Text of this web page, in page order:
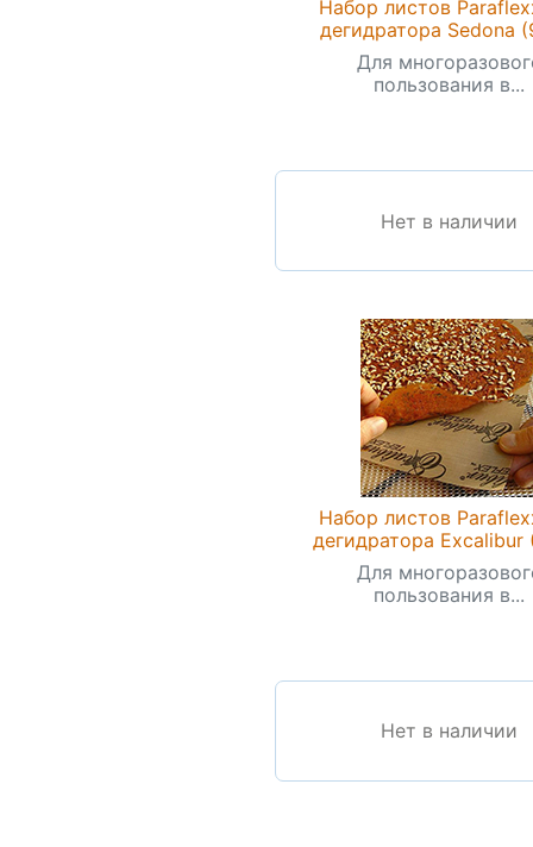
Набор листов
дегидратора Sedona
Для
пользования в...
Нет в наличии
Набор листов
дегидратора Excalibur
Для
пользования в...
Нет в наличии